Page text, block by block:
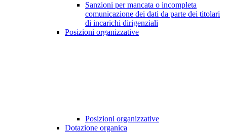
Sanzioni per mancata o incompleta
comunicazione dei dati da parte dei titolari
di incarichi dirigenziali
Posizioni organizzative
Posizioni organizzative
Dotazione organica